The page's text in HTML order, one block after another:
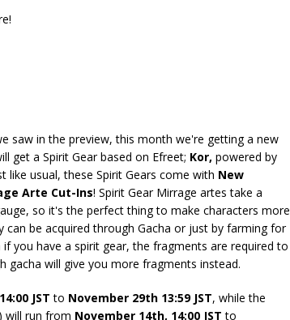
saw in the preview, this month we're getting a new
get a Spirit Gear based on Efreet; Kor, powered by
like usual, these Spirit Gears come with New
Arte Cut-Ins! Spirit Gear Mirrage artes take a
so it's the perfect thing to make characters more
be acquired through Gacha or just by farming for
you have a spirit gear, the fragments are required to
gacha will give you more fragments instead.
JST to November 29th 13:59 JST, while the
will run from November 14th, 14:00 JSTto